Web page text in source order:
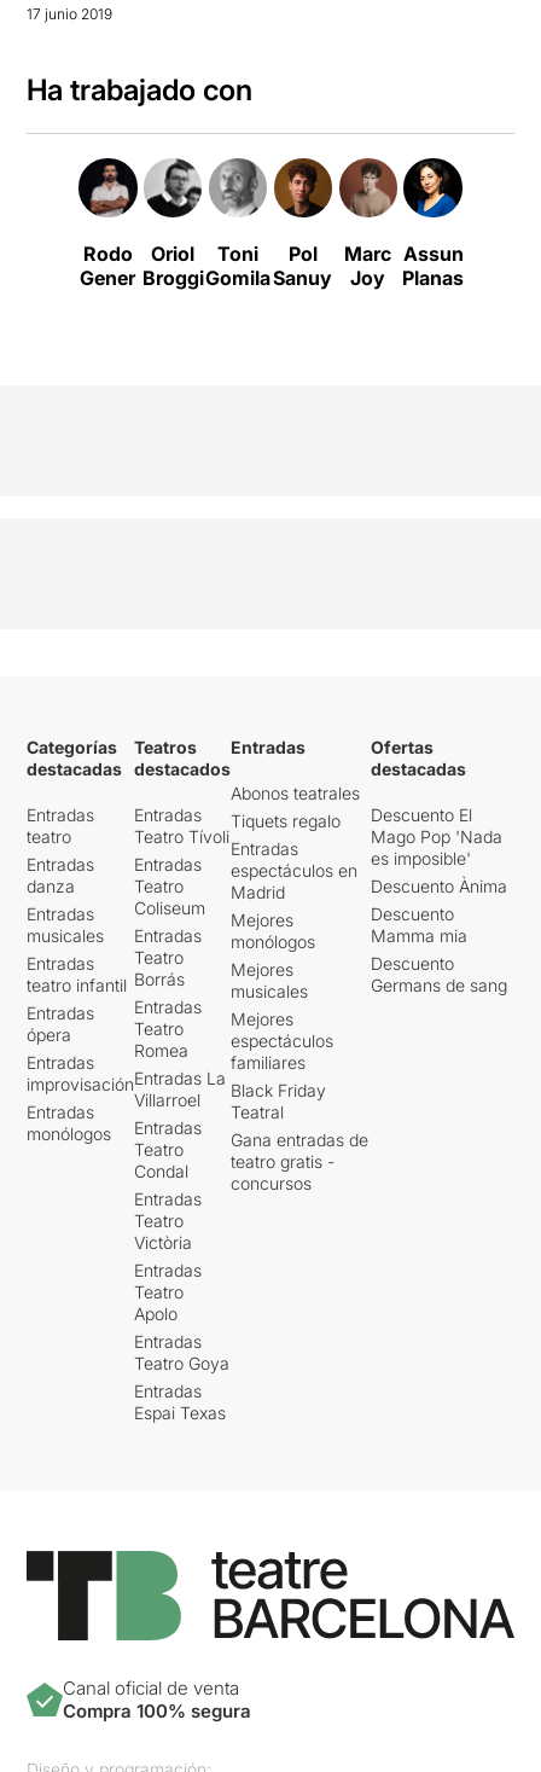
17 junio 2019
Ha trabajado con
Rodo
Gener
Oriol
Broggi
Toni
Gomila
Pol
Sanuy
Marc
Joy
Assun
Planas
Categorías
destacadas
Entradas
teatro
Entradas
danza
Entradas
musicales
Entradas
teatro infantil
Entradas
ópera
Entradas
improvisación
Entradas
monólogos
Teatros
destacados
Entradas
Teatro Tívoli
Entradas
Teatro
Coliseum
Entradas
Teatro
Borrás
Entradas
Teatro
Romea
Entradas La
Villarroel
Entradas
Teatro
Condal
Entradas
Teatro
Victòria
Entradas
Teatro
Apolo
Entradas
Teatro Goya
Entradas
Espai Texas
Entradas
Abonos teatrales
Tiquets regalo
Entradas
espectáculos en
Madrid
Mejores
monólogos
Mejores
musicales
Mejores
espectáculos
familiares
Black Friday
Teatral
Gana entradas de
teatro gratis -
concursos
Ofertas
destacadas
Descuento El
Mago Pop 'Nada
es imposible'
Descuento Ànima
Descuento
Mamma mia
Descuento
Germans de sang
Canal oficial de venta
Compra 100% segura